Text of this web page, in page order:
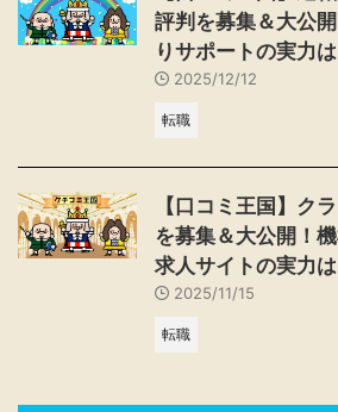
評判を募集＆大公
りサポートの実力は
2025/12/12
転職
【口コミ王国】ク
を募集＆大公開！
求人サイトの実力は
2025/11/15
転職